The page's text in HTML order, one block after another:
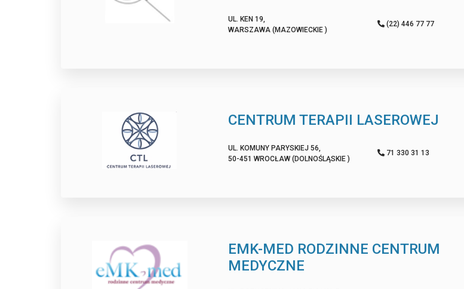
UL. KEN 19,
WARSZAWA (MAZOWIECKIE )
(22) 446 77 77
CENTRUM TERAPII LASEROWEJ
UL. KOMUNY PARYSKIEJ 56,
50-451 WROCŁAW (DOLNOŚLĄSKIE )
71 330 31 13
EMK-MED RODZINNE CENTRUM
MEDYCZNE